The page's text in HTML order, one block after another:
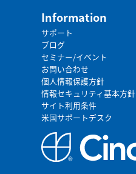
Information
サポート
ブログ
セミナー/イベント
お問い合わせ
個人情報保護方針
情報セキュリティ基本方針
サイト利用条件
米国サポートデスク